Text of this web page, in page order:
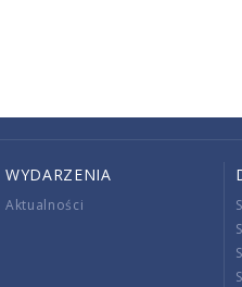
WYDARZENIA
Aktualności